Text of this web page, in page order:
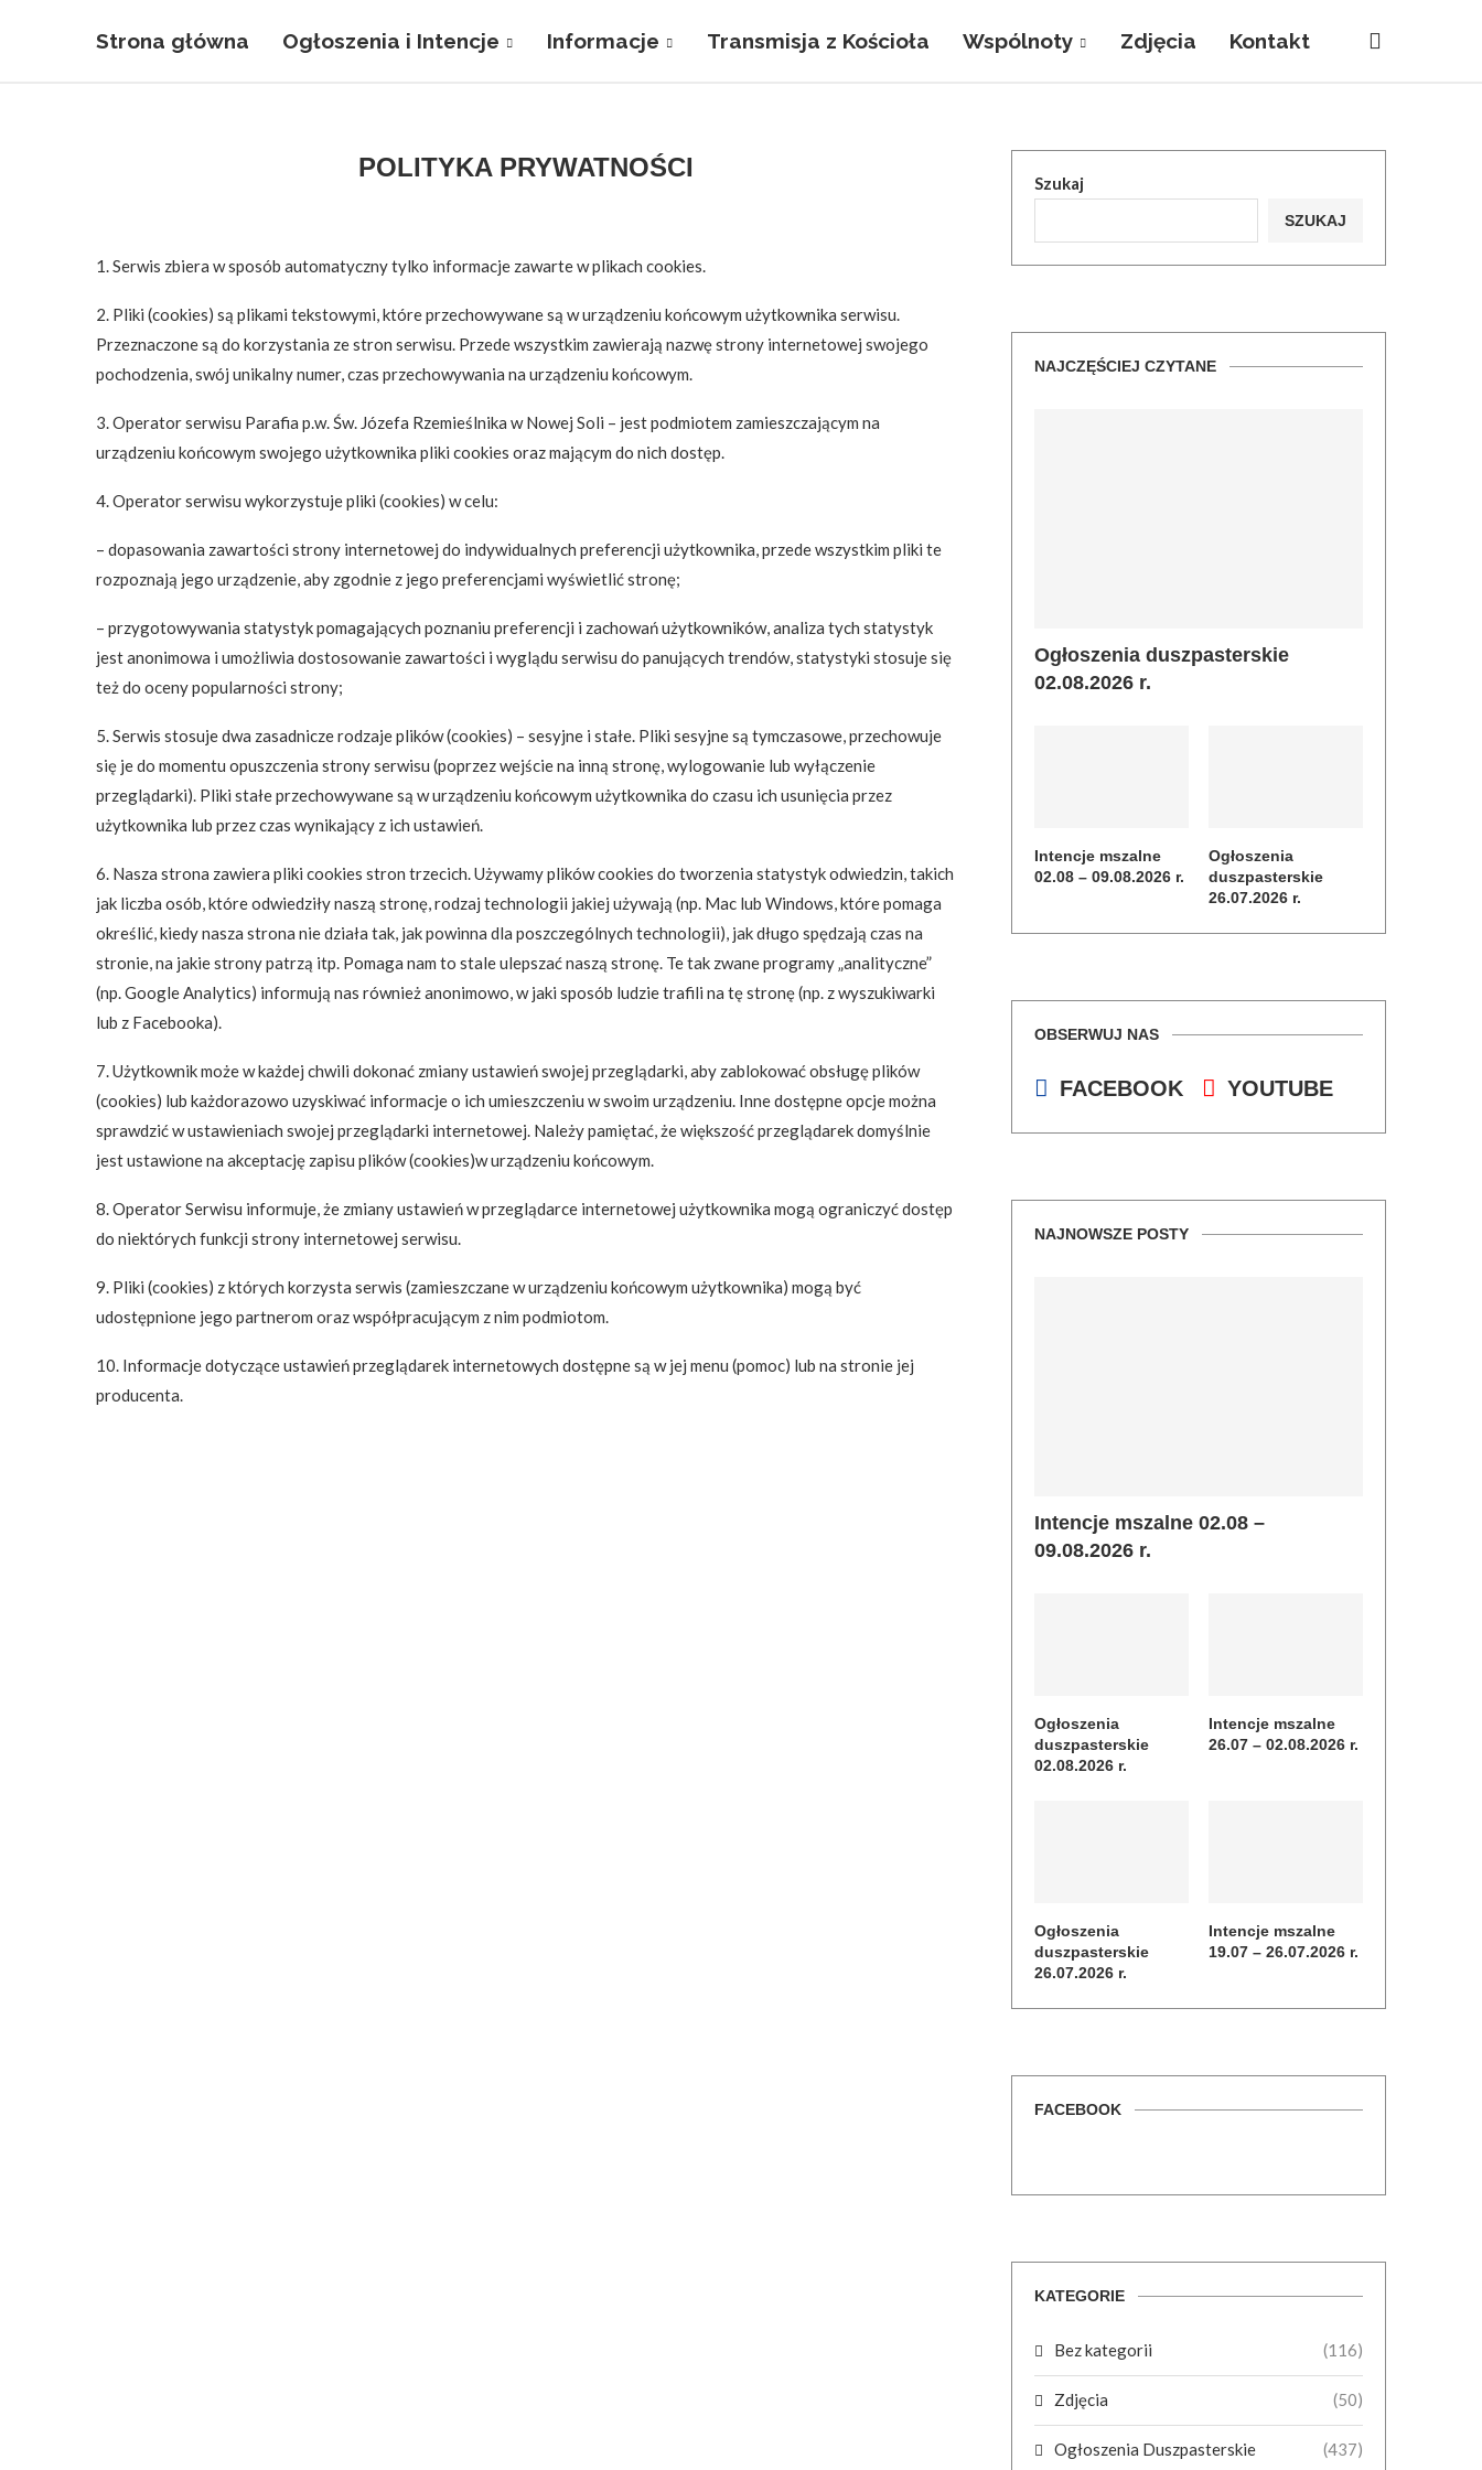
Strona główna Ogłoszenia i Intencje Informacje Transmisja z Kościoła Wspólnoty Zdjęcia Kontakt
POLITYKA PRYWATNOŚCI
1. Serwis zbiera w sposób automatyczny tylko informacje zawarte w plikach cookies.
2. Pliki (cookies) są plikami tekstowymi, które przechowywane są w urządzeniu końcowym użytkownika serwisu.
Przeznaczone są do korzystania ze stron serwisu. Przede wszystkim zawierają nazwę strony internetowej swojego
pochodzenia, swój unikalny numer, czas przechowywania na urządzeniu końcowym.
3. Operator serwisu Parafia p.w. Św. Józefa Rzemieślnika w Nowej Soli – jest podmiotem zamieszczającym na
urządzeniu końcowym swojego użytkownika pliki cookies oraz mającym do nich dostęp.
4. Operator serwisu wykorzystuje pliki (cookies) w celu:
– dopasowania zawartości strony internetowej do indywidualnych preferencji użytkownika, przede wszystkim pliki te
rozpoznają jego urządzenie, aby zgodnie z jego preferencjami wyświetlić stronę;
– przygotowywania statystyk pomagających poznaniu preferencji i zachowań użytkowników, analiza tych statystyk
jest anonimowa i umożliwia dostosowanie zawartości i wyglądu serwisu do panujących trendów, statystyki stosuje się
też do oceny popularności strony;
5. Serwis stosuje dwa zasadnicze rodzaje plików (cookies) – sesyjne i stałe. Pliki sesyjne są tymczasowe, przechowuje
się je do momentu opuszczenia strony serwisu (poprzez wejście na inną stronę, wylogowanie lub wyłączenie
przeglądarki). Pliki stałe przechowywane są w urządzeniu końcowym użytkownika do czasu ich usunięcia przez
użytkownika lub przez czas wynikający z ich ustawień.
6. Nasza strona zawiera pliki cookies stron trzecich. Używamy plików cookies do tworzenia statystyk odwiedzin, takich
jak liczba osób, które odwiedziły naszą stronę, rodzaj technologii jakiej używają (np. Mac lub Windows, które pomaga
określić, kiedy nasza strona nie działa tak, jak powinna dla poszczególnych technologii), jak długo spędzają czas na
stronie, na jakie strony patrzą itp. Pomaga nam to stale ulepszać naszą stronę. Te tak zwane programy „analityczne”
(np. Google Analytics) informują nas również anonimowo, w jaki sposób ludzie trafili na tę stronę (np. z wyszukiwarki
lub z Facebooka).
7. Użytkownik może w każdej chwili dokonać zmiany ustawień swojej przeglądarki, aby zablokować obsługę plików
(cookies) lub każdorazowo uzyskiwać informacje o ich umieszczeniu w swoim urządzeniu. Inne dostępne opcje można
sprawdzić w ustawieniach swojej przeglądarki internetowej. Należy pamiętać, że większość przeglądarek domyślnie
jest ustawione na akceptację zapisu plików (cookies)w urządzeniu końcowym.
8. Operator Serwisu informuje, że zmiany ustawień w przeglądarce internetowej użytkownika mogą ograniczyć dostęp
do niektórych funkcji strony internetowej serwisu.
9. Pliki (cookies) z których korzysta serwis (zamieszczane w urządzeniu końcowym użytkownika) mogą być
udostępnione jego partnerom oraz współpracującym z nim podmiotom.
10. Informacje dotyczące ustawień przeglądarek internetowych dostępne są w jej menu (pomoc) lub na stronie jej
producenta.
Szukaj
SZUKAJ
NAJCZĘŚCIEJ CZYTANE
Ogłoszenia duszpasterskie
02.08.2026 r.
Intencje mszalne
02.08 – 09.08.2026 r.
Ogłoszenia
duszpasterskie
26.07.2026 r.
OBSERWUJ NAS
FACEBOOK YOUTUBE
NAJNOWSZE POSTY
Intencje mszalne 02.08 –
09.08.2026 r.
Ogłoszenia
duszpasterskie
02.08.2026 r.
Intencje mszalne
26.07 – 02.08.2026 r.
Ogłoszenia
duszpasterskie
26.07.2026 r.
Intencje mszalne
19.07 – 26.07.2026 r.
FACEBOOK
KATEGORIE
Bez kategorii (116)
Zdjęcia (50)
Ogłoszenia Duszpasterskie (437)